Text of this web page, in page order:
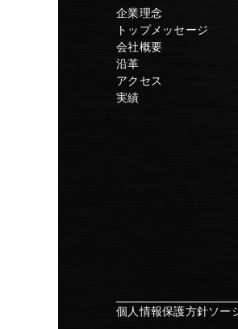
企業理念
トップメッセージ
会社概要
沿革
アクセス
実績
個人情報保護方針ソー